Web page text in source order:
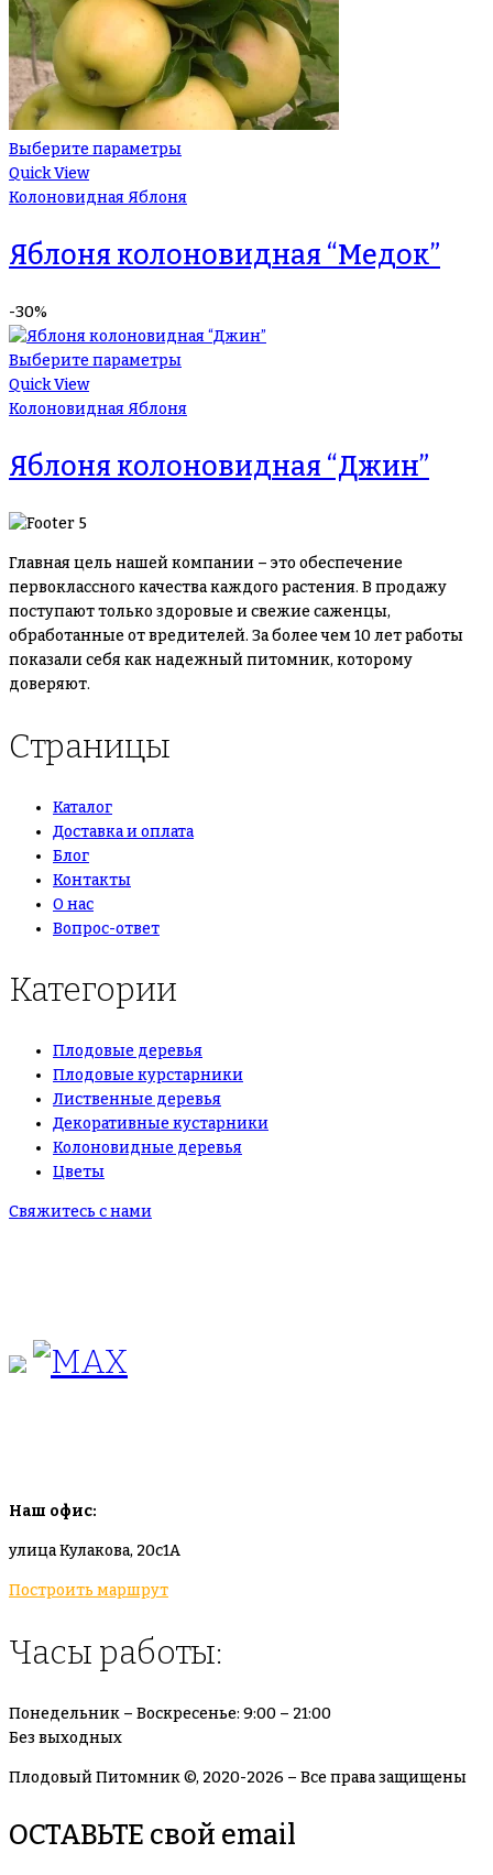
Выберите параметры
Quick View
Колоновидная Яблоня
Яблоня колоновидная “Медок”
-30%
Выберите параметры
Quick View
Колоновидная Яблоня
Яблоня колоновидная “Джин”
Главная цель нашей компании – это обеспечение
первоклассного качества каждого растения. В продажу
поступают только здоровые и свежие саженцы,
обработанные от вредителей. За более чем 10 лет работы
показали себя как надежный питомник, которому
доверяют.
Страницы
Каталог
Доставка и оплата
Блог
Контакты
О нас
Вопрос-ответ
Категории
Плодовые деревья
Плодовые курстарники
Лиственные деревья
Декоративные кустарники
Колоновидные деревья
Цветы
Свяжитесь с нами
Наш офис:
улица Кулакова, 20с1А
Построить маршрут
Часы работы:
Понедельник – Воскресенье: 9:00 – 21:00
Без выходных
Плодовый Питомник ©, 2020-2026 – Все права защищены
ОСТАВЬТЕ свой email